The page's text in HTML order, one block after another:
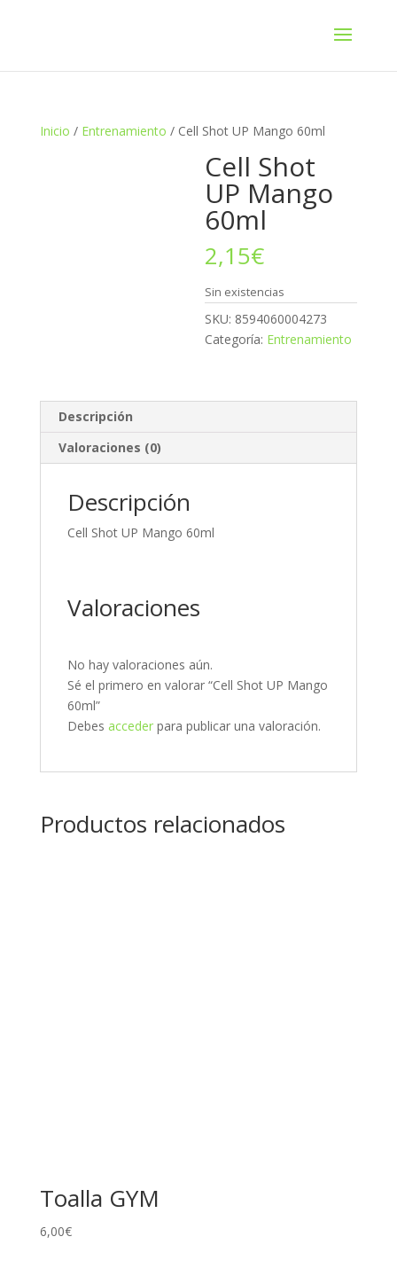
Inicio / Entrenamiento / Cell Shot UP Mango 60ml
Cell Shot
UP Mango
60ml
2,15€
Sin existencias
SKU: 8594060004273
Categoría: Entrenamiento
Descripción
Valoraciones (0)
Descripción
Cell Shot UP Mango 60ml
Valoraciones
No hay valoraciones aún.
Sé el primero en valorar “Cell Shot UP Mango
60ml”
Debes accederpara publicar una valoración.
Productos relacionados
Toalla GYM
6,00€